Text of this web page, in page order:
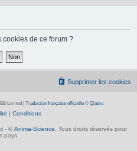
cookies de ce forum ?
Supprimer les cookies
Limited Traduction française officielle© Qiaeru
| Conditions
- © Anima-Science . Tous droits réservés pour
pays.